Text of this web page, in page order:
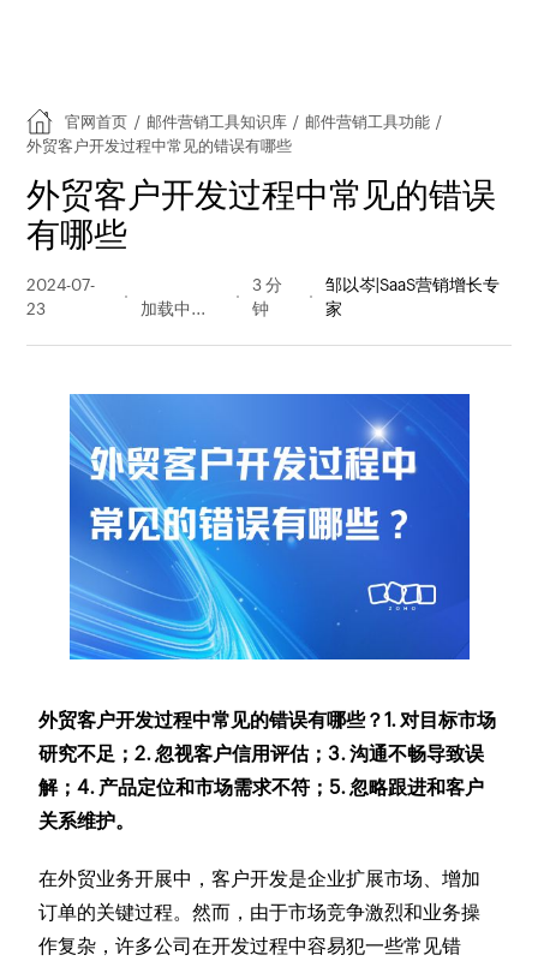
官网首页 / 邮件营销工具知识库 / 邮件营销工具功能 /
外贸客户开发过程中常见的错误有哪些
外贸客户开发过程中常见的错误
有哪些
2024-07-
23
量
3 分
钟
邹以岑|SaaS营销增长专
家
外贸客户开发过程中常见的错误有哪些？1. 对目标市场
研究不足；2. 忽视客户信用评估；3. 沟通不畅导致误
解；4. 产品定位和市场需求不符；5. 忽略跟进和客户
关系维护。
在外贸业务开展中，客户开发是企业扩展市场、增加
订单的关键过程。然而，由于市场竞争激烈和业务操
作复杂，许多公司在开发过程中容易犯一些常见错